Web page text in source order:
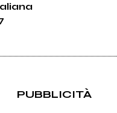
PUBBLICITÀ